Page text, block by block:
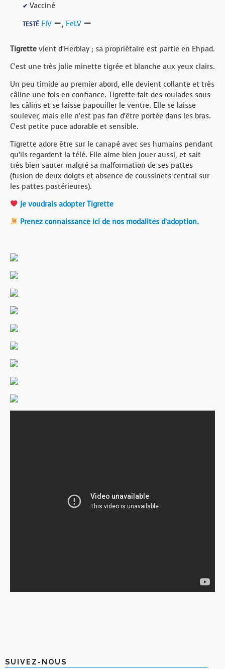
✔ Vacciné
TESTÉ FIV , FeLV
Tigrette vient d’Herblay ; sa propriétaire est partie en Ehpad.
C’est une très jolie minette tigrée et blanche aux yeux clairs.
Un peu timide au premier abord, elle devient collante et très
câline une fois en confiance. Tigrette fait des roulades sous
les câlins et se laisse papouiller le ventre. Elle se laisse
soulever, mais elle n’est pas fan d’être portée dans les bras.
C’est petite puce adorable et sensible.
Tigrette adore être sur le canapé avec ses humains pendant
qu’ils regardent la télé. Elle aime bien jouer aussi, et sait
très bien sauter malgré sa malformation de ses pattes
(fusion de deux doigts et absence de coussinets central sur
les pattes postérieures).
Je voudrais adopter Tigrette
Prenez connaissance ici de nos modalités d’adoption.
SUIVEZ-NOUS